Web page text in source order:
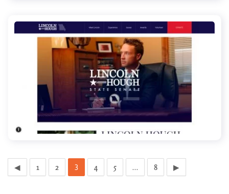
lincolnhough.com
◀ 1 2 3 4 5 … 8 ▶